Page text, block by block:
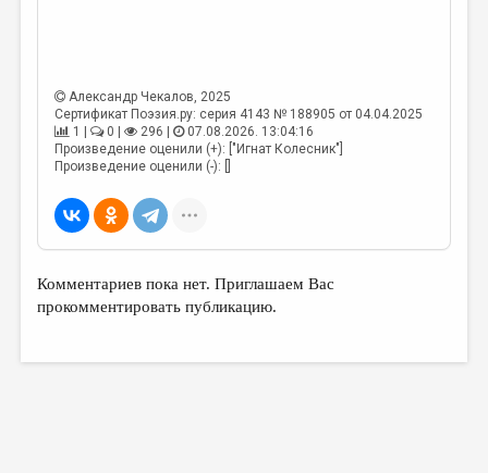
КУЛЬТУРОВЕДЕНИЕ
ПУБЛИЦИСТИКА
ЦИКЛЫ ПУБЛИКАЦИЙ
Александр Чекалов, 2025
Сертификат Поэзия.ру: серия 4143 № 188905 от 04.04.2025
1 |
0 | 296 |
07.08.2026. 13:04:16
Произведение оценили (+): ["Игнат Колесник"]
Произведение оценили (-): []
Комментариев пока нет. Приглашаем Вас
прокомментировать публикацию.